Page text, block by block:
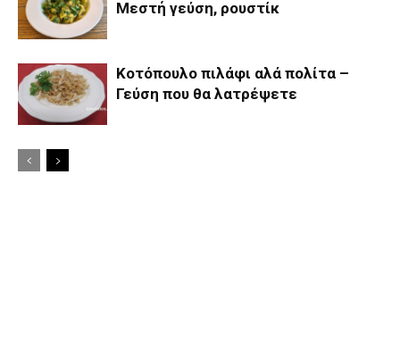
Μεστή γεύση, ρουστίκ
Koτόπουλο πιλάφι αλά πολίτα –
Γεύση που θα λατρέψετε